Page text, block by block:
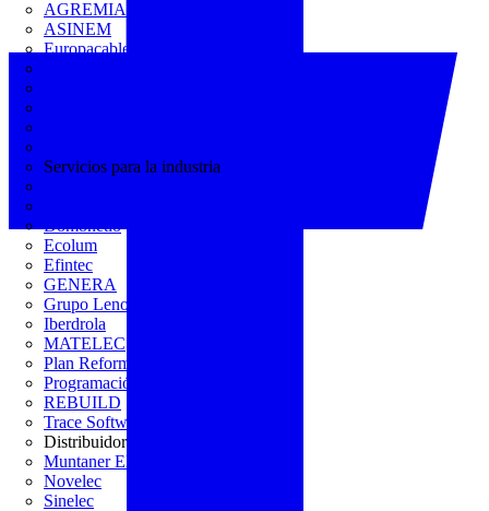
AGREMIA
ASINEM
Europacable
Servicios para la industria
Domonetio
Ecolum
Efintec
GENERA
Grupo Lenor
Iberdrola
MATELEC
Plan Reforma
Programación Integral
REBUILD
Trace Software
Distribuidor
Muntaner Electro
Novelec
Sinelec